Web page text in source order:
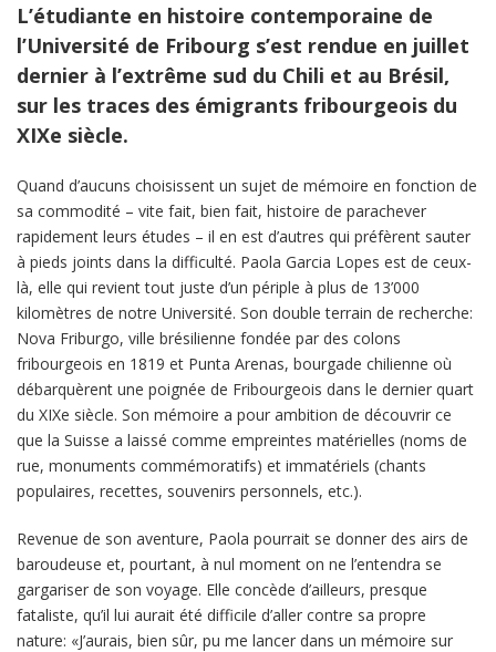
L’étudiante en histoire contemporaine de
l’Université de Fribourg s’est rendue en juillet
dernier à l’extrême sud du Chili et au Brésil,
sur les traces des émigrants fribourgeois du
XIXe siècle.
Quand d’aucuns choisissent un sujet de mémoire en fonction de
sa commodité – vite fait, bien fait, histoire de parachever
rapidement leurs études – il en est d’autres qui préfèrent sauter
à pieds joints dans la difficulté. Paola Garcia Lopes est de ceux-
là, elle qui revient tout juste d’un périple à plus de 13’000
kilomètres de notre Université. Son double terrain de recherche:
Nova Friburgo, ville brésilienne fondée par des colons
fribourgeois en 1819 et Punta Arenas, bourgade chilienne où
débarquèrent une poignée de Fribourgeois dans le dernier quart
du XIXe siècle. Son mémoire a pour ambition de découvrir ce
que la Suisse a laissé comme empreintes matérielles (noms de
rue, monuments commémoratifs) et immatériels (chants
populaires, recettes, souvenirs personnels, etc.).
Revenue de son aventure, Paola pourrait se donner des airs de
baroudeuse et, pourtant, à nul moment on ne l’entendra se
gargariser de son voyage. Elle concède d’ailleurs, presque
fataliste, qu’il lui aurait été difficile d’aller contre sa propre
nature: «J’aurais, bien sûr, pu me lancer dans un mémoire sur